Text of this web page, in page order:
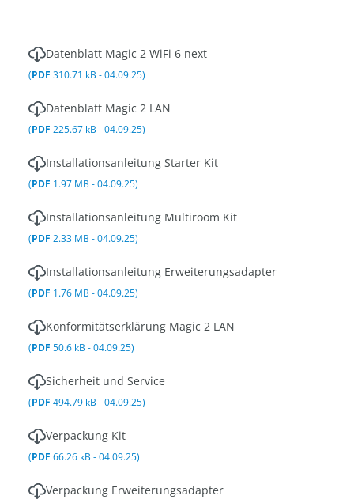
Datenblatt Magic 2 WiFi 6 next
(PDF 310.71 kB - 04.09.25)
Datenblatt Magic 2 LAN
(PDF 225.67 kB - 04.09.25)
Installationsanleitung Starter Kit
(PDF 1.97 MB - 04.09.25)
Installationsanleitung Multiroom Kit
(PDF 2.33 MB - 04.09.25)
Installationsanleitung Erweiterungsadapter
(PDF 1.76 MB - 04.09.25)
Konformitätserklärung Magic 2 LAN
(PDF 50.6 kB - 04.09.25)
Sicherheit und Service
(PDF 494.79 kB - 04.09.25)
Verpackung Kit
(PDF 66.26 kB - 04.09.25)
Verpackung Erweiterungsadapter